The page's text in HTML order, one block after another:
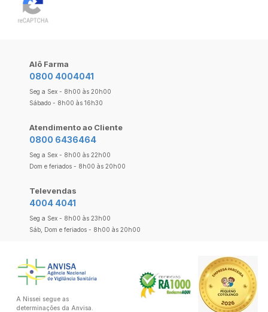
Alô Farma
0800 4004041
Seg a Sex - 8h00 às 20h00
Sábado - 8h00 às 16h30
Atendimento ao Cliente
0800 6436464
Seg a Sex - 8h00 às 22h00
Dom e feriados - 8h00 às 20h00
Televendas
4004 4041
Seg a Sex - 8h00 às 23h00
Sáb, Dom e feriados - 8h00 às 20h00
A Nissei segue as
determinações da Anvisa.